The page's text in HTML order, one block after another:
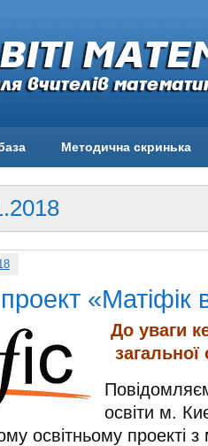
Методична скринька
«Матіфік
До уваги
загальної
освіти м.
освітньому проекті